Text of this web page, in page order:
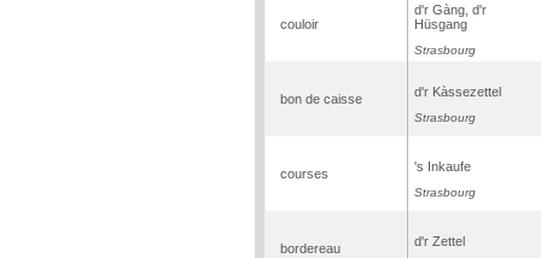
couloir
d'r Gàng, d'r
Hüsgang
Strasbourg
bon de caisse d'r Kàssezettel
Strasbourg
courses 's Inkaufe
Strasbourg
bordereau d'r Zettel